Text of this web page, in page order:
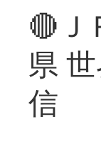
🔴Ｊ
県
信